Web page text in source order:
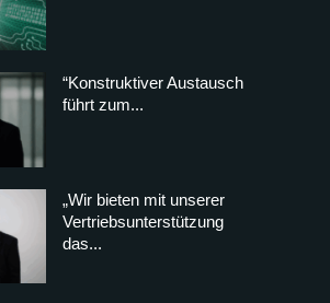
“Konstruktiver Austausch
führt zum...
„Wir bieten mit unserer
Vertriebsunterstützung
das...